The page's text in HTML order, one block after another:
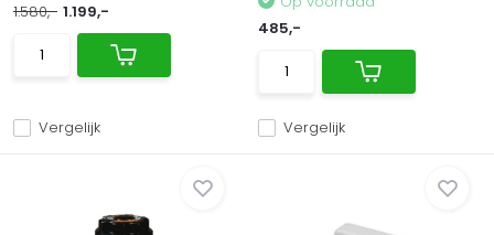
Vergelijk
1.580,- 1.199,-
Vergelijk
485,-